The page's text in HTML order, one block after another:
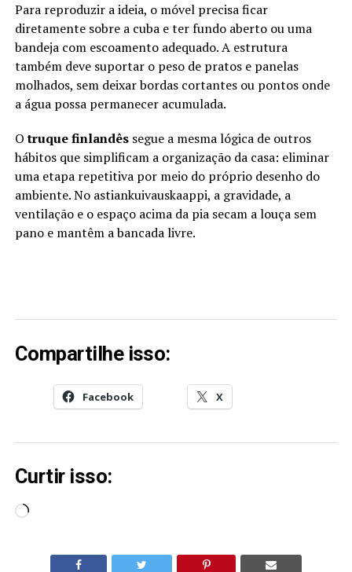
Para reproduzir a ideia, o móvel precisa ficar
diretamente sobre a cuba e ter fundo aberto ou uma
bandeja com escoamento adequado. A estrutura
também deve suportar o peso de pratos e panelas
molhados, sem deixar bordas cortantes ou pontos onde
a água possa permanecer acumulada.
Otruque finlandêssegue a mesma lógica de outros
hábitos que simplificam a organização da casa: eliminar
uma etapa repetitiva por meio do próprio desenho do
ambiente. No astiankuivauskaappi, a gravidade, a
ventilação e o espaço acima da pia secam a louça sem
pano e mantêm a bancada livre.
Compartilhe isso:
Facebook X
Curtir isso:
Carregando...